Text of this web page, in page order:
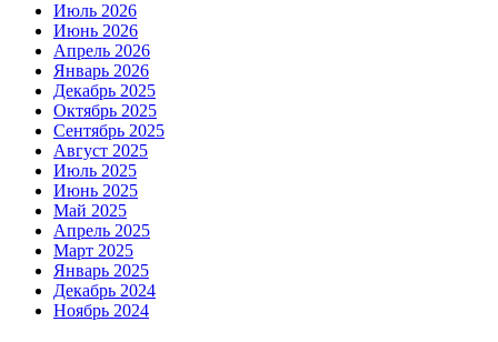
Июль 2026
Июнь 2026
Апрель 2026
Январь 2026
Декабрь 2025
Октябрь 2025
Сентябрь 2025
Август 2025
Июль 2025
Июнь 2025
Май 2025
Апрель 2025
Март 2025
Январь 2025
Декабрь 2024
Ноябрь 2024